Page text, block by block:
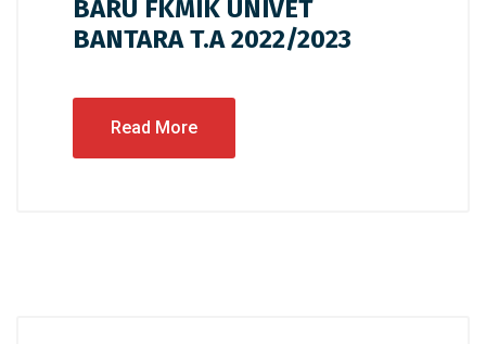
BARU FKMIK UNIVET
BANTARA T.A 2022/2023
Read More